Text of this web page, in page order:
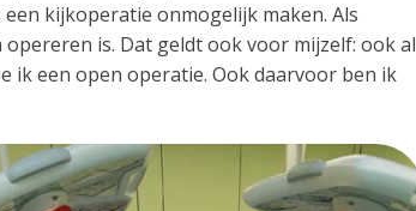
kijkoperatie onmogelijk maken. Als
is. Dat geldt ook voor mijzelf: ook al
ik een open operatie. Ook daarvoor ben ik